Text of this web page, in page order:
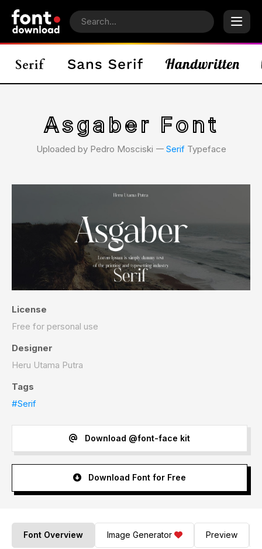
Asgaber Font
Uploaded by Pedro Mosciski 𑁋 SerifTypeface
License
Free for personal use
Designer
Heru Utama Putra
Tags
#Serif
Download @font-face kit
Download Font for Free
Font Overview Image Generator Preview